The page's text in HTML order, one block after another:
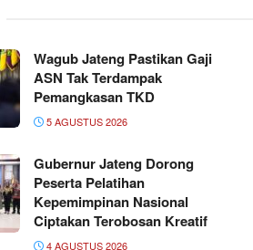
Wagub Jateng Pastikan Gaji
ASN Tak Terdampak
Pemangkasan TKD
5 AGUSTUS 2026
Gubernur Jateng Dorong
Peserta Pelatihan
Kepemimpinan Nasional
Ciptakan Terobosan Kreatif
4 AGUSTUS 2026